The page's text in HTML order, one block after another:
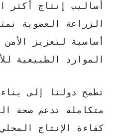
أساليب إنتاج أكثر
الزراعة العضوية
أساسية لتعزيز
الموارد الطبيعية
تطمح دولنا
إلى
متكاملة تدعم صحة
كفاءة الإنتاج